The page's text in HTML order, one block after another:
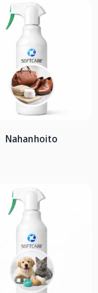
Nahanhoito